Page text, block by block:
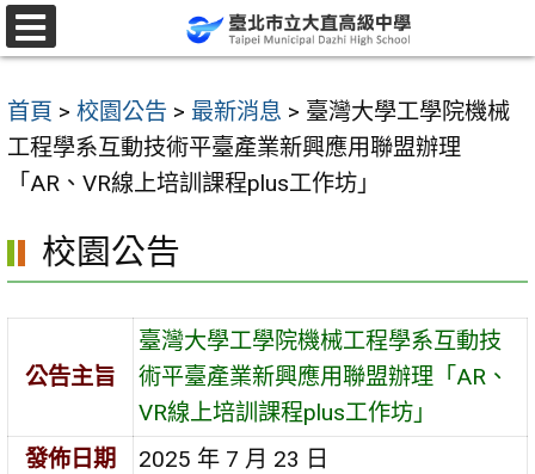
跳
至
要
內
首頁 > 校園公告 > 最新消息 > 臺灣大學工學院機械
工程學系互動技術平臺產業新興應用聯盟辦理
「AR、VR線上培訓課程plus工作坊」
校園公告
公告主旨
臺灣大學工學院機械工程學系互動技
術平臺產業新興應用聯盟辦理「AR、
VR線上培訓課程plus工作坊」
發佈日期
2025 年 7 月 23 日
選
單